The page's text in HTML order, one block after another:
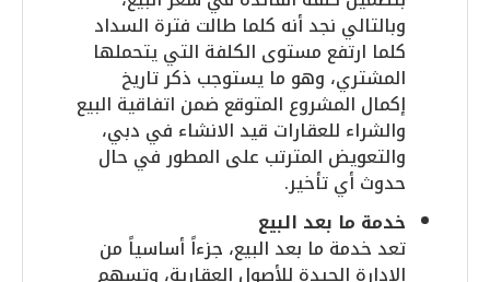
وبالتالي نجد أنه كلما طالت فترة السداد
كلما ارتفع مستوى الكلفة التي يتحملها
المشتري، وهو ما يستوجب ذكر تاريخ
إكمال المشروع المتوقع ضمن اتفاقية البيع
والشراء للعقارات قيد الانشاء في دبي،
والتعويض المترتب على المطور في حال
حدوث أي تأخير.
خدمة ما بعد البيع
تعد خدمة ما بعد البيع، جزءاً أساسياً من
الإدارة الجيدة للأصول العقارية، وتسهم